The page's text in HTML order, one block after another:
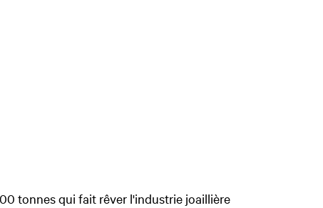
tonnes qui fait rêver l'industrie joaillière